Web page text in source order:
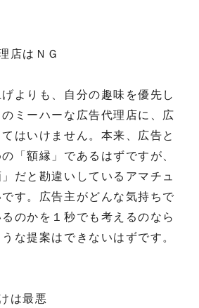
店はＮＧ
よりも、自分の趣味を優先し
ミーハーな広告代理店に、広
はいけません。本来、広告と
「額縁」であるはずですが、
だと勘違いしているアマチュ
す。広告主がどんな気持ちで
のかを１秒でも考えるのなら
な提案はできないはずです。
は最悪